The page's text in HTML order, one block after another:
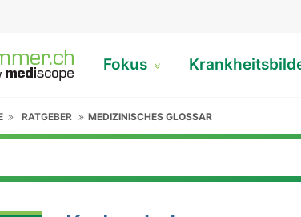
Fokus
RATGEBER MEDIZINISCHES GLOSSAR